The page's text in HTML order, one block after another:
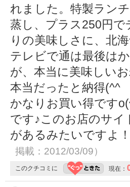
れました。特製ラン
蒸し、プラス250円
りの美味しさに、北
テレビで通は最後は
が、本当に美味しい
本当だったと納得(^^
かなりお買い得です
です♪このお店のサイ
があるみたいですよ
掲載：2012/03/09）
このクチコミに 現在：